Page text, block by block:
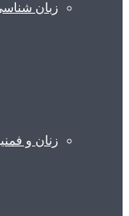
زبان
زنان و